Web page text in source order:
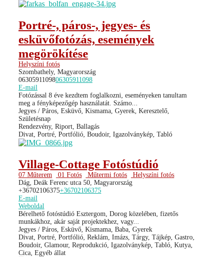
Portré-, páros-, jegyes- és
esküvőfotózás, események
megörökítése
Helyszíni fotós
Szombathely, Magyarország
0630591109806305911098
E-mail
Fotózással 8 éve kezdtem foglalkozni, eseményeken tanultam
meg a fényképezőgép használatát. Számo...
Jegyes / Páros, Esküvő, Kismama, Gyerek, Keresztelő,
Születésnap
Rendezvény, Riport, Ballagás
Divat, Portré, Portfólió, Boudoir, Igazolványkép, Tabló
Village-Cottage Fotóstúdió
07 Műterem 01 Fotós Műtermi fotós
Helyszíni fotós
Dág, Deák Ferenc utca 50, Magyarország
+36702106375+36702106375
E-mail
Weboldal
Bérelhető fotóstúdió Esztergom, Dorog közelében, fizetős
munkákhoz, akár saját projektekhez, vagy...
Jegyes / Páros, Esküvő, Kismama, Baba, Gyerek
Divat, Portré, Portfólió, Reklám, Imázs, Tárgy, Tájkép, Gastro,
Boudoir, Glamour, Reprodukció, Igazolványkép, Tabló, Kutya,
Cica, Egyéb állat